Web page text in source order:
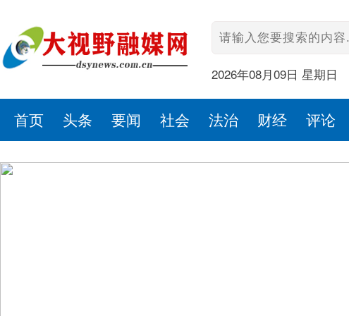
2026年08月09日 星期日
首页 头条 要闻 社会 法治 财经 评论